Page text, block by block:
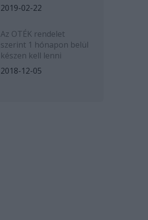
2019-02-22
Az OTÉK rendelet
szerint 1 hónapon belül
készen kell lenni
2018-12-05